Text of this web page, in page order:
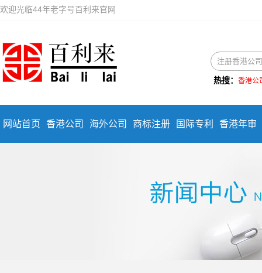
欢迎光临44年老字号百利来官网
热搜： 香港公
网站首页 香港公司 海外公司 商标注册 国际专利 香港年审